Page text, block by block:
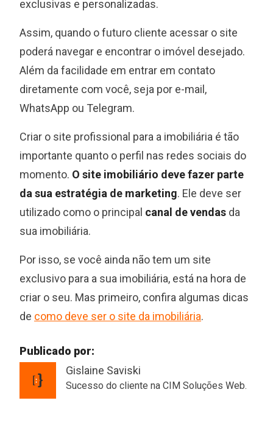
exclusivas e personalizadas.
Assim, quando o futuro cliente acessar o site
poderá navegar e encontrar o imóvel desejado.
Além da facilidade em entrar em contato
diretamente com você, seja por e-mail,
WhatsApp ou Telegram.
Criar o site profissional para a imobiliária é tão
importante quanto o perfil nas redes sociais do
momento. O site imobiliário deve fazer parte
da sua estratégia de marketing. Ele deve ser
utilizado como o principal canal de vendas da
sua imobiliária.
Por isso, se você ainda não tem um site
exclusivo para a sua imobiliária, está na hora de
criar o seu. Mas primeiro, confira algumas dicas
de como deve ser o site da imobiliária.
Publicado por:
Gislaine Saviski
Sucesso do cliente na CIM Soluções Web.